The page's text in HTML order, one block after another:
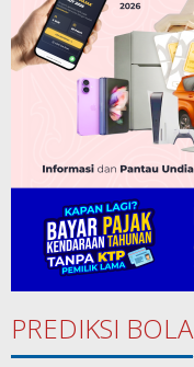
PREDIKSI BOLA